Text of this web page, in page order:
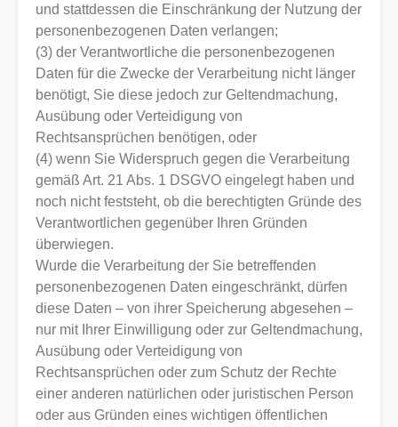
und stattdessen die Einschränkung der Nutzung der
personenbezogenen Daten verlangen;
(3) der Verantwortliche die personenbezogenen
Daten für die Zwecke der Verarbeitung nicht länger
benötigt, Sie diese jedoch zur Geltendmachung,
Ausübung oder Verteidigung von
Rechtsansprüchen benötigen, oder
(4) wenn Sie Widerspruch gegen die Verarbeitung
gemäß Art. 21 Abs. 1 DSGVO eingelegt haben und
noch nicht feststeht, ob die berechtigten Gründe des
Verantwortlichen gegenüber Ihren Gründen
überwiegen.
Wurde die Verarbeitung der Sie betreffenden
personenbezogenen Daten eingeschränkt, dürfen
diese Daten – von ihrer Speicherung abgesehen –
nur mit Ihrer Einwilligung oder zur Geltendmachung,
Ausübung oder Verteidigung von
Rechtsansprüchen oder zum Schutz der Rechte
einer anderen natürlichen oder juristischen Person
oder aus Gründen eines wichtigen öffentlichen